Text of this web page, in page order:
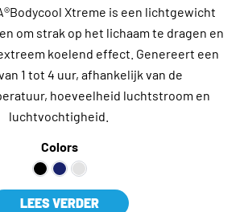
Xtreme is een lichtgewicht
om strak op het lichaam te dragen en
koelend effect. Genereert een
1 tot 4 uur, afhankelijk van de
hoeveelheid luchtstroom en
luchtvochtigheid.
Colors
LEES VERDER